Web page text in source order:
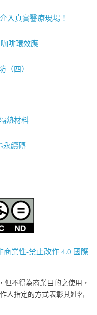
入真實醫療現場！
啡環效應
（四）
熱材料
永續磚
商業性-禁止改作 4.0 國際
但不得為商業目的之使用，
人指定的方式表彰其姓名